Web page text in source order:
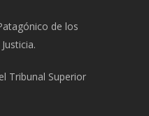
de los
Tribunal Superior